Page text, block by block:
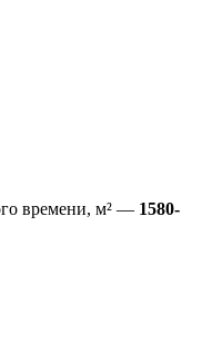
времени, м² — 1580-